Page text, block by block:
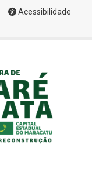
Acessibilidade